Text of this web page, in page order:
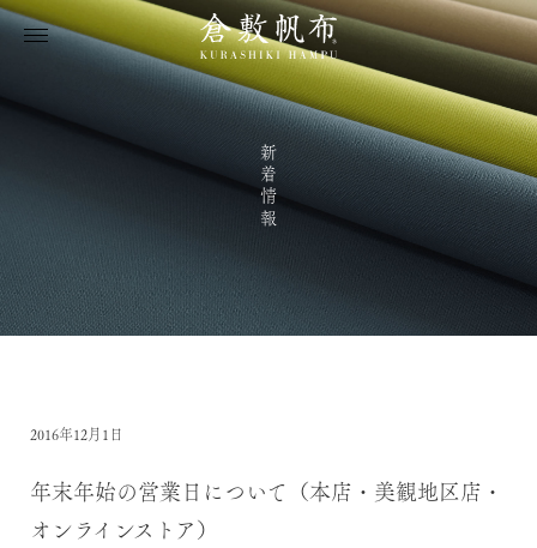
新着情報
2016年12月1日
年末年始の営業日について（本店・美観地区店・
オンラインストア）